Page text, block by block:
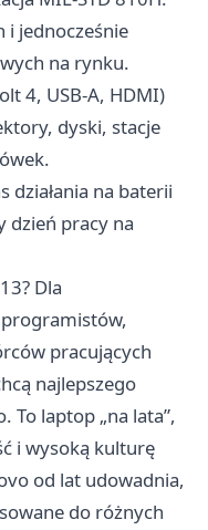
i jednocześnie
na rynku.
4, USB-A, HDMI)
dyski, stacje
działania na baterii
dzień pracy na
Dla
pracujących
najlepszego
To laptop „na lata”,
i wysoką kulturę
od lat udowadnia,
do różnych